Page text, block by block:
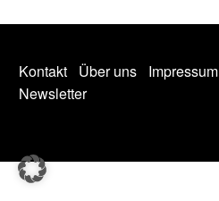
Kontakt Über uns Impressum
Newsletter